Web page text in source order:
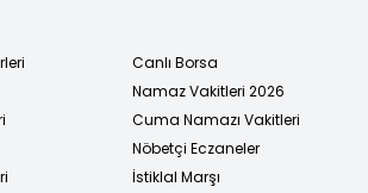
Canlı Borsa
Namaz Vakitleri 2026
Cuma Namazı Vakitleri
Nöbetçi Eczaneler
İstiklal Marşı